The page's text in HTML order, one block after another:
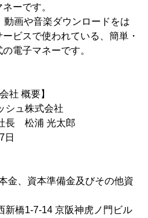
ーです。
画や音楽ダウンロードをは
ビスで使われている、簡単・
電子マネーです。
社 概要】
ュ株式会社
松浦 光太郎
金、資本準備金及びその他資
橋1-7-14 京阪神虎ノ門ビル